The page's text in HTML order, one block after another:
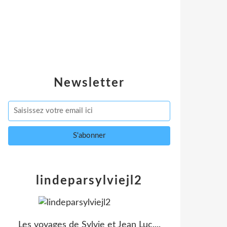
Newsletter
lindeparsylviejl2
Les voyages de Sylvie et Jean Luc....